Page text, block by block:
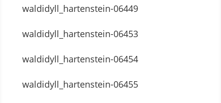
waldidyll_hartenstein-06449
waldidyll_hartenstein-06453
waldidyll_hartenstein-06454
waldidyll_hartenstein-06455